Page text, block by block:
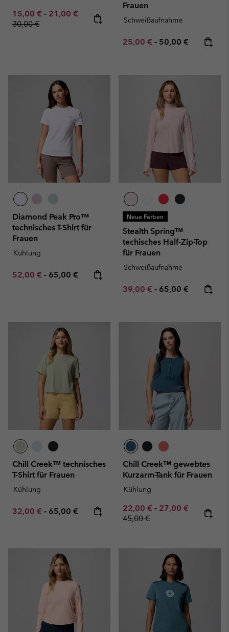
Minimum sale price:
15,00 € - Maximum sale price:
21,00 € Regular price:
30,00 €
Frauen
Schweißaufnahme
Minimum sale price:
25,00 € - Maximum price:
50,00 €
Diamond Peak Pro™
technisches T-Shirt für
Frauen
Kühlung
Minimum sale price:
52,00 € - Maximum price:
65,00 €
Neue Farben
Stealth Spring™
techisches Half-Zip-Top
für Frauen
Schweißaufnahme
Minimum sale price:
39,00 € - Maximum price:
65,00 €
Chill Creek™ technisches
T-Shirt für Frauen
Kühlung
Minimum sale price:
32,00 € - Maximum price:
65,00 €
Chill Creek™ gewebtes
Kurzarm-Tank für Frauen
Kühlung
Minimum sale price:
22,00 € - Maximum sale
27,00 € Regular
45,00 €